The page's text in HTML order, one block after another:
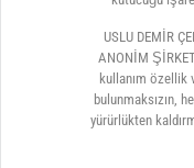
USLU DEMİR
ANONİM
kullanım özellik
bulunmaksızın,
yürürlükten